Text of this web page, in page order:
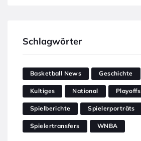
Schlagwörter
Basketball News Geschichte
Kultiges National Playoffs
Spielberichte Spielerporträts
Spielertransfers WNBA